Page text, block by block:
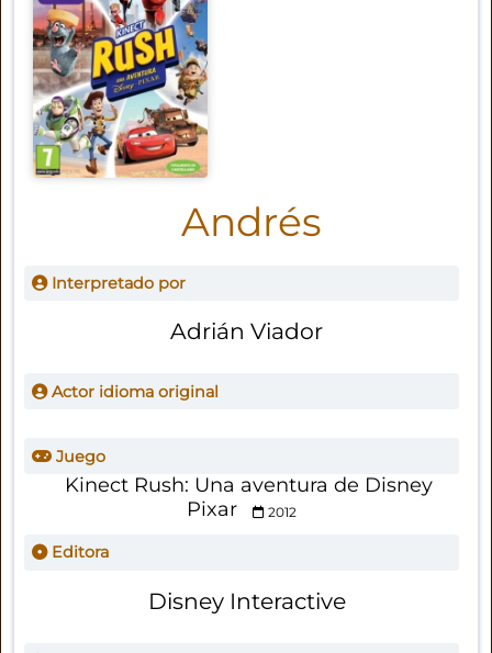
Andrés
Interpretado por
Adrián Viador
Actor idioma original
Juego
Kinect Rush: Una aventura de Disney
Pixar
2012
Editora
Disney Interactive